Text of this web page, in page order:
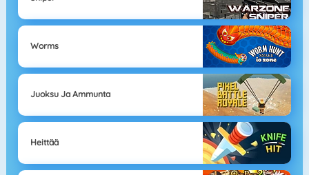
Worms
Juoksu Ja Ammunta
Heittää